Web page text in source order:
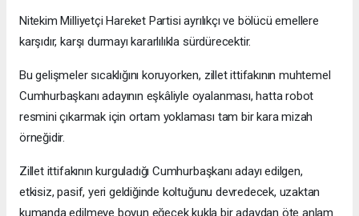
Nitekim Milliyetçi Hareket Partisi ayrılıkçı ve bölücü emellere
karşıdır, karşı durmayı kararlılıkla sürdürecektir.
Bu gelişmeler sıcaklığını koruyorken, zillet ittifakının muhtemel
Cumhurbaşkanı adayının eşkâliyle oyalanması, hatta robot
resmini çıkarmak için ortam yoklaması tam bir kara mizah
örneğidir.
Zillet ittifakının kurguladığı Cumhurbaşkanı adayı edilgen,
etkisiz, pasif, yeri geldiğinde koltuğunu devredecek, uzaktan
kumanda edilmeye boyun eğecek kukla bir adaydan öte anlam